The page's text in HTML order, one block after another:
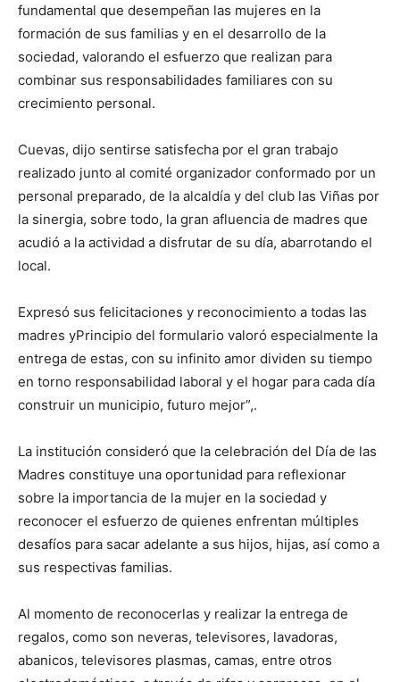
fundamental que desempeñan las mujeres en la
formación de sus familias y en el desarrollo de la
sociedad, valorando el esfuerzo que realizan para
combinar sus responsabilidades familiares con su
crecimiento personal.
Cuevas, dijo sentirse satisfecha por el gran trabajo
realizado junto al comité organizador conformado por un
personal preparado, de la alcaldía y del club las Viñas por
la sinergia, sobre todo, la gran afluencia de madres que
acudió a la actividad a disfrutar de su día, abarrotando el
local.
Expresó sus felicitaciones y reconocimiento a todas las
madres yPrincipio del formulario valoró especialmente la
entrega de estas, con su infinito amor dividen su tiempo
en torno responsabilidad laboral y el hogar para cada día
construir un municipio, futuro mejor”,.
La institución consideró que la celebración del Día de las
Madres constituye una oportunidad para reflexionar
sobre la importancia de la mujer en la sociedad y
reconocer el esfuerzo de quienes enfrentan múltiples
desafíos para sacar adelante a sus hijos, hijas, así como a
sus respectivas familias.
Al momento de reconocerlas y realizar la entrega de
regalos, como son neveras, televisores, lavadoras,
abanicos, televisores plasmas, camas, entre otros